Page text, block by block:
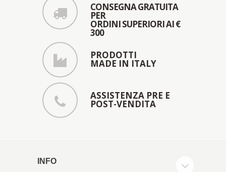
CONSEGNA GRATUITA
PER
ORDINI SUPERIORI AI €
300
PRODOTTI
MADE IN ITALY
ASSISTENZA PRE E
POST-VENDITA
INFO